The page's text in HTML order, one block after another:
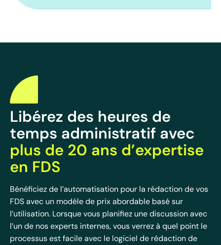
Libérez des heures de
temps administratif avec
plus de 20 ans d’expertise
en FDS
Bénéficiez de l’automatisation pour la rédaction de vos
FDS avec un modèle de prix abordable basé sur
l’utilisation. Lorsque vous planifiez une discussion avec
l’un de nos experts internes, vous verrez à quel point le
processus est facile avec le logiciel de rédaction de